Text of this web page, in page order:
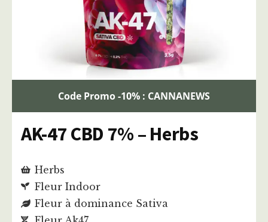
Code Promo -10% : CANNANEWS
AK-47 CBD 7% – Herbs
Herbs
Fleur Indoor
Fleur à dominance Sativa